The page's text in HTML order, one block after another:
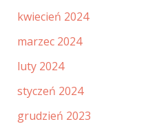
kwiecień 2024
marzec 2024
luty 2024
styczeń 2024
grudzień 2023